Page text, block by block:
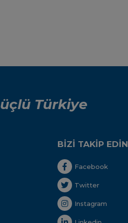
Türkiye
BİZİ TAKİP EDİN
Facebook
Twitter
Instagram